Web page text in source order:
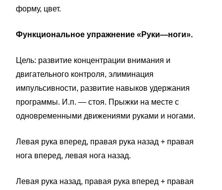
форму, цвет.
Функциональное упражнение «Руки—ноги».
Цель: развитие концентрации внимания и
двигательного контроля, элиминация
импульсивности, развитие навыков удержания
программы. И.п. — стоя. Прыжки на месте с
одновременными движениями руками и ногами.
Левая рука вперед, правая рука назад + правая
нога вперед, левая нога назад.
Левая рука назад, правая рука вперед + правая